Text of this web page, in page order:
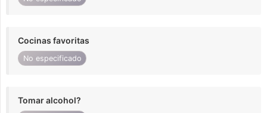
Cocinas favoritas
No especificado
Tomar alcohol?